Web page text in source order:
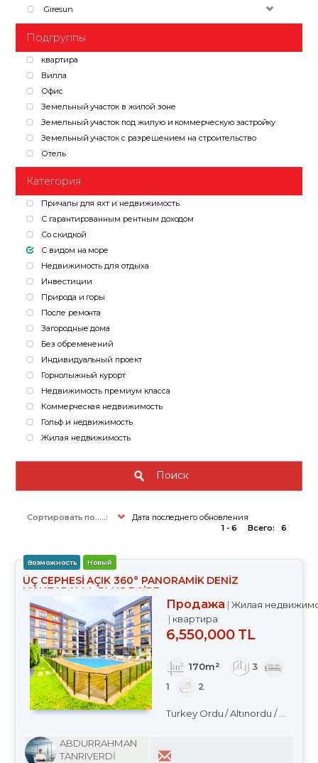
Giresun
Подгруппы
квартира
Вилла
Офис
Земельный участок в жилой зоне
Земельный участок под жилую и коммерческую застройку
Земельный участок с разрешением на строительство
Отель
Категория
Причалы для яхт и недвижимость
С гарантированным рентным доходом
Со скидкой
С видом на море
Недвижимость для отдыха
Инвестиции
Природа и горы
После ремонта
Загородные дома
Без обременений
Индивидуальный проект
Горнолыжный курорт
Недвижимость премиум класса
Коммерческая недвижимость
Гольф и недвижимость
Жилая недвижимость
Поиск
Сортировать по.....:
Дата последнего обновления
1 - 6
Всего: 6
Возможность Новый
ÜÇ CEPHESİ AÇIK 360° PANORAMİK DENİZ
MANZARALI A-PLUS DAİRE
Продажа
Жилая
квартира
6,550,000 TL
170m²
3
1
2
Turkey Ordu / Altınordu / Merkez
ABDURRAHMAN
TANRIVERDİ